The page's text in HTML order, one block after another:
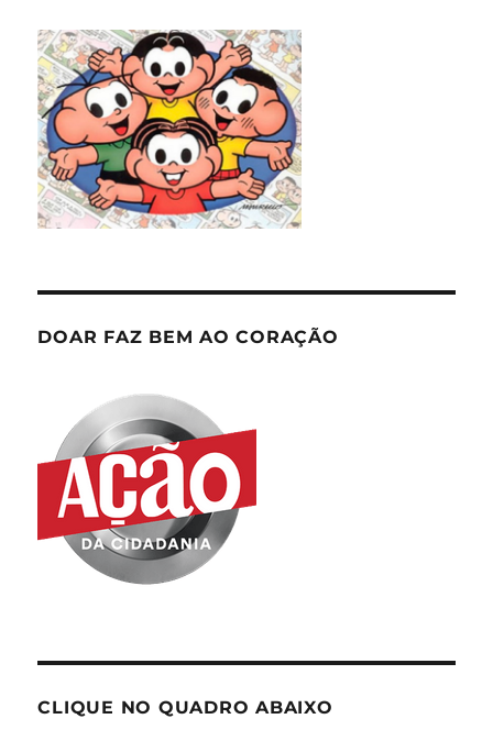
DOAR FAZ BEM AO CORAÇÃO
CLIQUE NO QUADRO ABAIXO